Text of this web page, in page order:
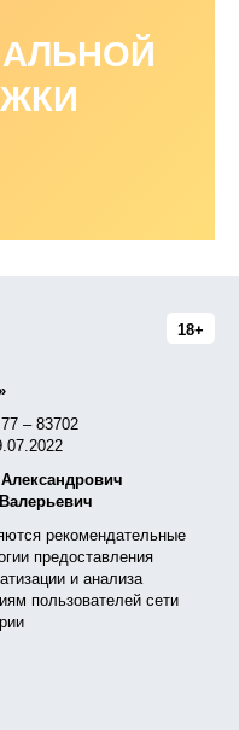
18+
– 83702
рекомендательные
предоставления
и анализа
пользователей сети